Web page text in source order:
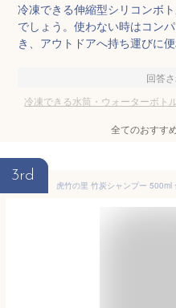
冷凍できる伸縮型シリコンボ
でしょう。使わない時はコン
き、アウトドアへ持ち運びに
回答
冷凍できる水筒・ウォーターボト
全てのおすす
3rd